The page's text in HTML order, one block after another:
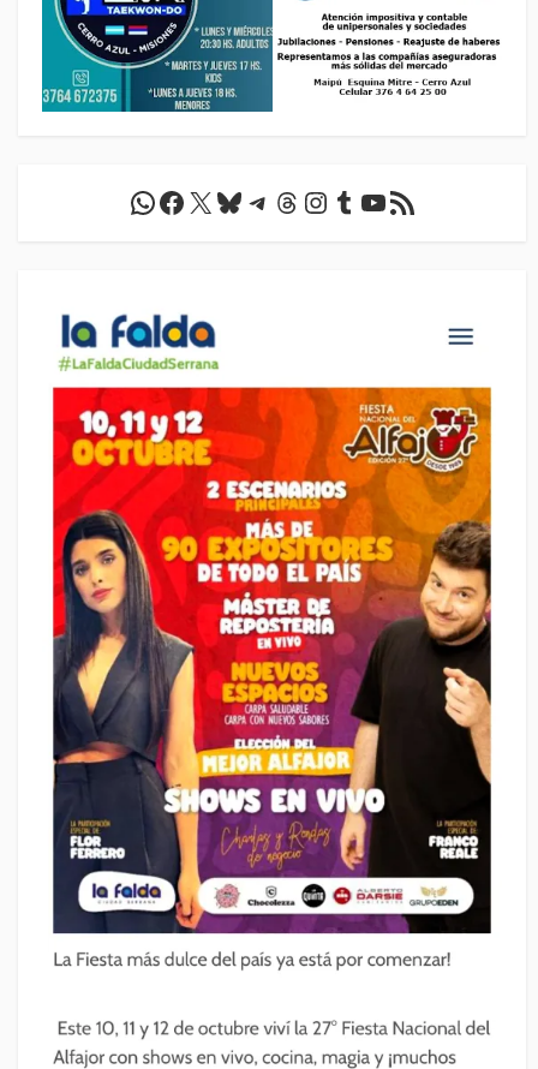
WhatsApp
Facebook
X Bluesky
Telegram
Threads
Instagram
Tumblr
YouTube
Feed RSS